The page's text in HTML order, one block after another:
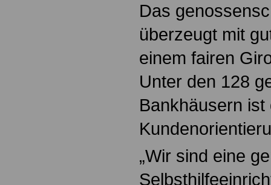
Das
überzeugt mit
einem fairen
Unter den 128
Bankhäusern
„Wir sind eine